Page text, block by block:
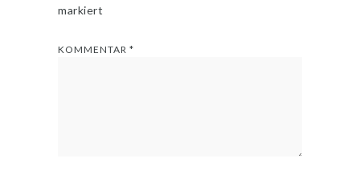
markiert
KOMMENTAR*